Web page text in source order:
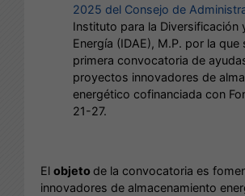
2025 del Consejo de
Instituto para la Diversificación
Energía (IDAE), M.P. por la que
primera convocatoria de
proyectos innovadores de
energético cofinanciada con
21-27.
El objeto de la convocatoria es
innovadores de almacenamiento